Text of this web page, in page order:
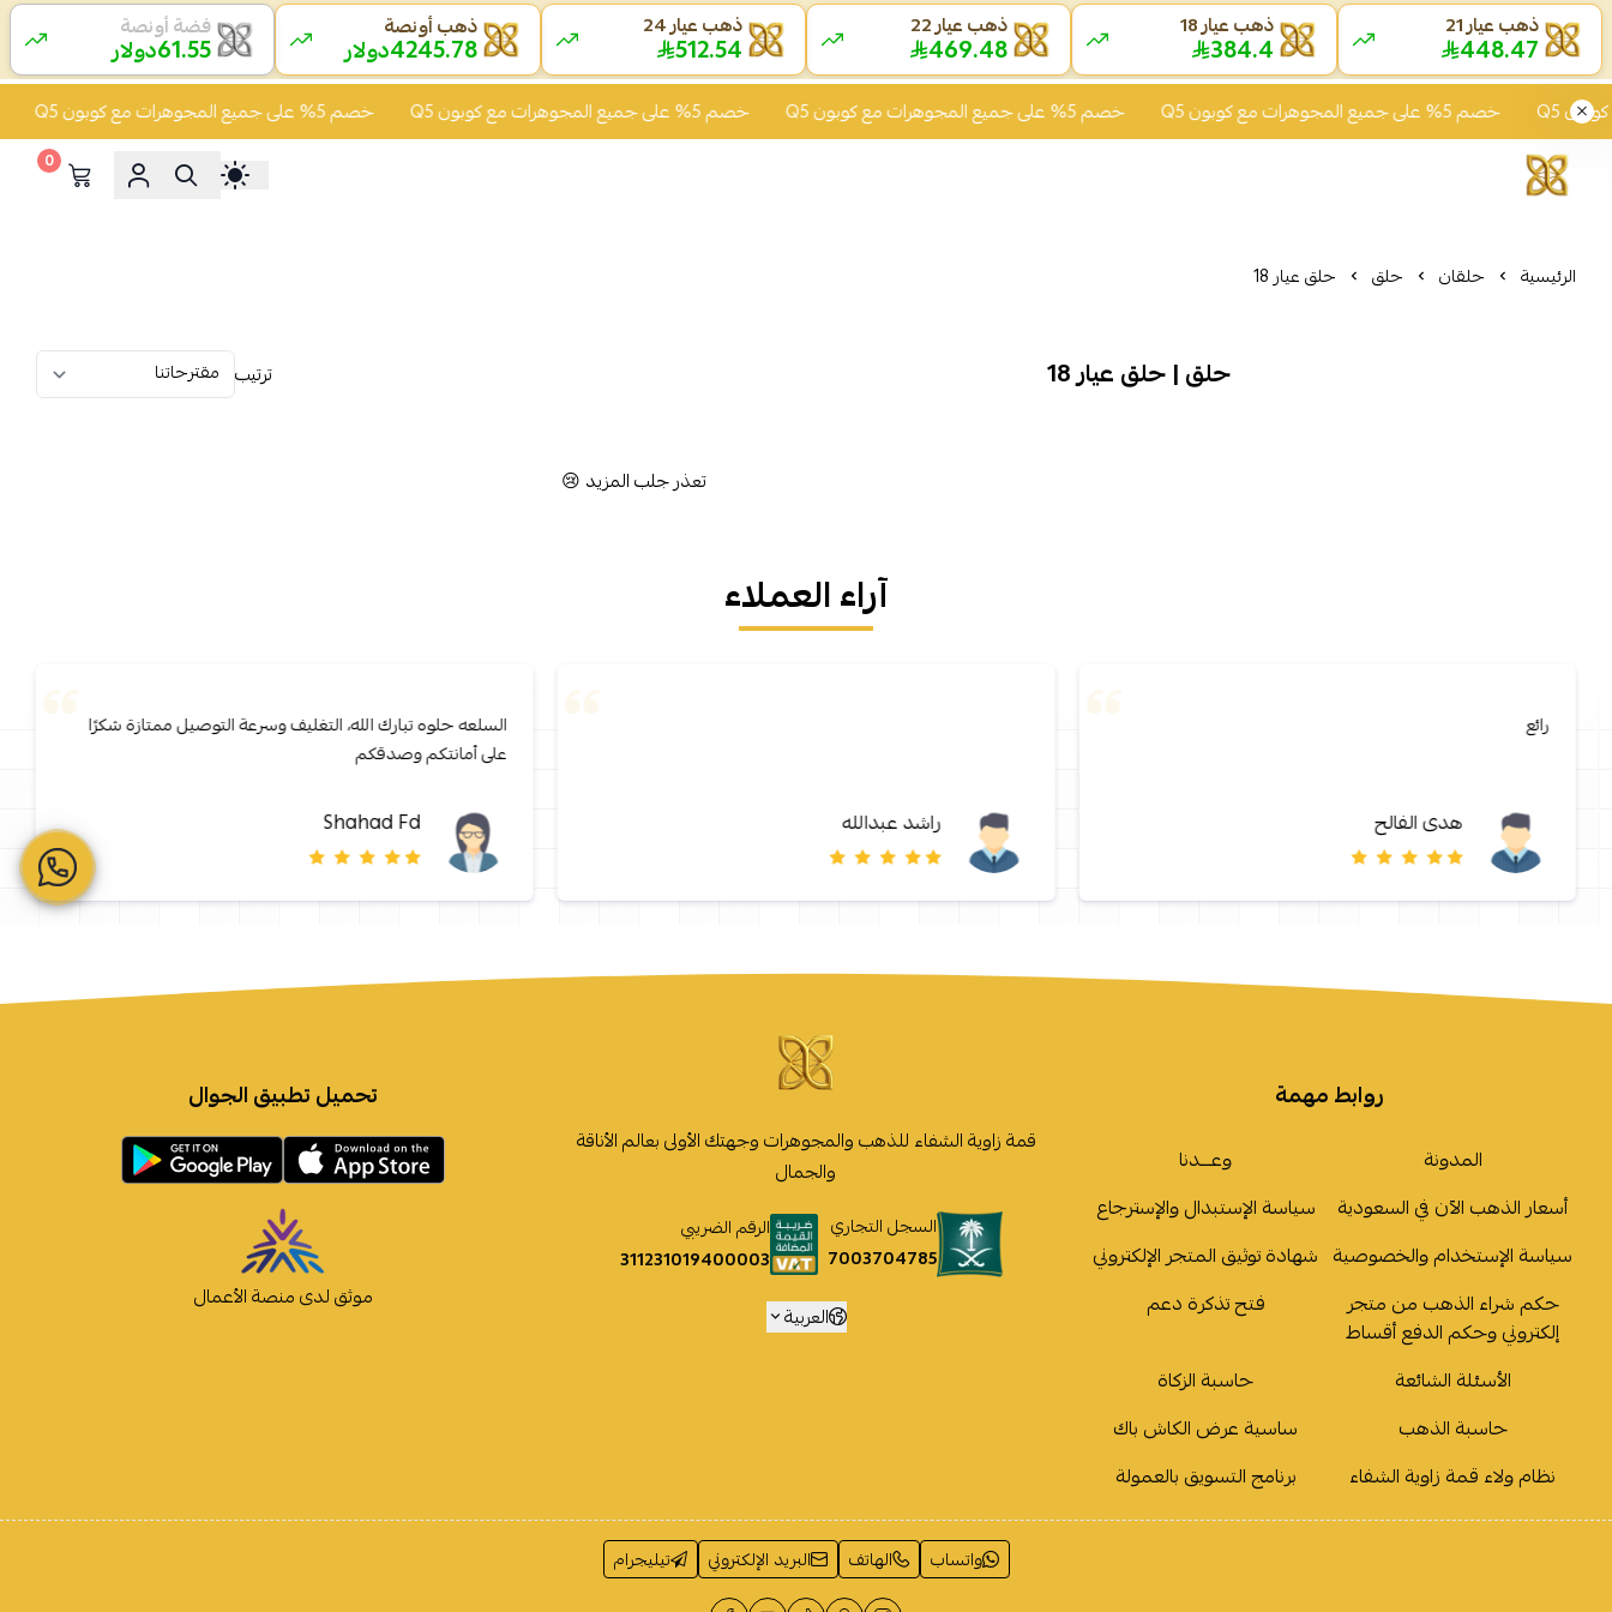
خصم 5% على جميع المجوهرات مع كوبون Q5 خصم 5% على جميع المجوهرات مع كوبون Q5 خصم 5% على جميع المجوهرات مع كوبون Q5 خصم 5% على جميع المجوهرات مع كوبون Q5
0
الرئيسية حلقان حلق حلق عيار 18
حلق | حلق عيار 18 ترتيب
تعذر جلب المزيد 😢
آراء العملاء
رائع
هدى الفالح راشد عبدالله
السلعه حلوه تبارك الله، التغليف وسرعة التوصيل ممتازة شكرًا
على أمانتكم وصدقكم
Shahad Fd
روابط مهمة
المدونة
وعـــدنا
أسعار الذهب الآن في السعودية
سياسة الإستبدال والإسترجاع
سياسة الإستخدام والخصوصية شهادة توثيق المتجر الإلكتروني
حكم شراء الذهب من متجر
إلكتروني وحكم الدفع أقساط
فتح تذكرة دعم
الأسئلة الشائعة
حاسبة الزكاة
حاسبة الذهب
ساسية عرض الكاش باك
نظام ولاء قمة زاوية الشفاء
برنامج التسويق بالعمولة
قمة زاوية الشفاء للذهب والمجوهرات وجهتك الأولى بعالم الأناقة
والجمال
السجل التجاري
7003704785
الرقم الضريبي
311231019400003
العربية
تحميل تطبيق الجوال
موثق لدى منصة الأعمال
واتساب الهاتف البريد الإلكتروني تيليجرام
ذهب عيار 21
448.47
ذهب عيار 18
384.4
ذهب عيار 22
469.48
ذهب عيار 24
512.54
ذهب أونصة
4245.78دولار
فضة أونصة
61.55دولار